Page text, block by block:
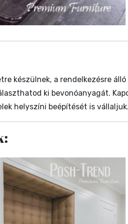
készülnek, a rendelkezésre
ki bevonóanyagát.
helyszíni beépítését is vállaljuk.